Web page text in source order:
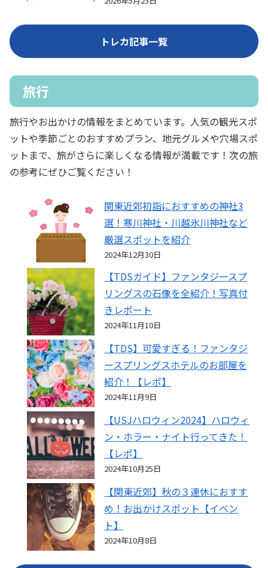
トレカ記事一覧
旅行
旅行やお出かけの情報をまとめています。人気の観光スポ
ットや季節ごとのおすすめプラン、地元グルメや穴場スポ
ットまで、旅がさらに楽しくなる情報が満載です！次の旅
の参考にぜひご覧ください！
関東近郊初詣におすすめの神社3
選！寒川神社・川越氷川神社など
厳選スポットを紹介
2024年12月30日
【TDSガイド】ファンタジースプ
リングスの石像を全紹介！写真付
きレポート
2024年11月10日
【TDS】可愛すぎる！ファンタジ
ースプリングスホテルのお部屋を
紹介！【レポ】
2024年11月9日
【USJハロウィン2024】ハロウィ
ン・ホラー・ナイト行ってきた！
【レポ】
2024年10月25日
【関東近郊】秋の３連休におすす
め！お出かけスポット【イベン
ト】
2024年10月8日